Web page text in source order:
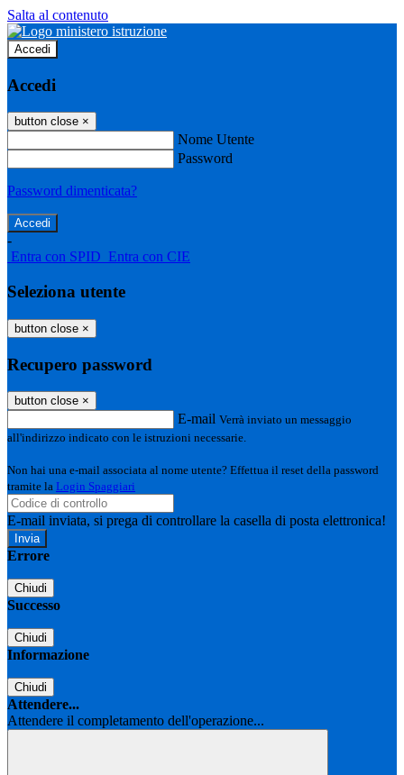
Salta al contenuto
Accedi
Accedi
button close ×
Nome Utente
Password
Password dimenticata?
-
Entra con SPID Entra con CIE
Seleziona utente
button close ×
Recupero password
button close ×
E-mail Verrà inviato un messaggio
all'indirizzo indicato con le istruzioni necessarie.
Non hai una e-mail associata al nome utente? Effettua il reset della password
tramite la Login Spaggiari
E-mail inviata, si prega di controllare la casella di posta elettronica!
Errore
Chiudi
Successo
Chiudi
Informazione
Chiudi
Attendere...
Attendere il completamento dell'operazione...